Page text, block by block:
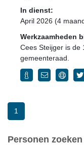
In dienst:
April 2026 (4
Werkzaamheden
Cees Steijger is de
gemeenteraad.
1
Personen zoeken